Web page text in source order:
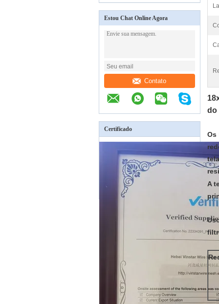
Estou Chat Online Agora
Contato
Certificado
do
Os
A